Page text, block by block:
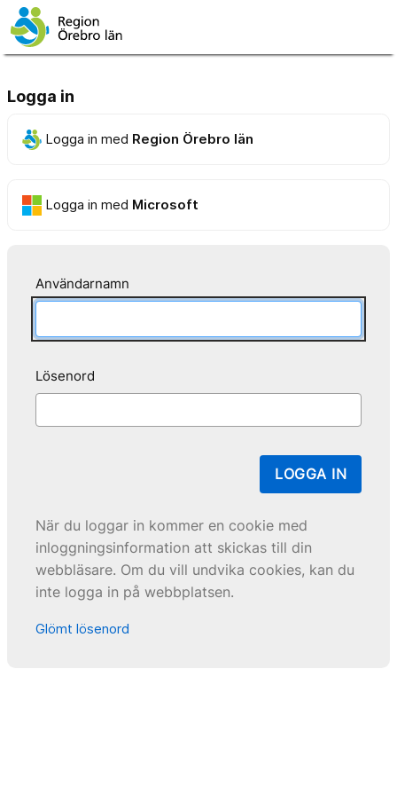
Logga in
Logga in med Region Örebro län
Logga in med Microsoft
Användarnamn
Lösenord
LOGGA IN
När du loggar in kommer en cookie med
inloggningsinformation att skickas till din
webbläsare. Om du vill undvika cookies, kan du
inte logga in på webbplatsen.
Glömt lösenord